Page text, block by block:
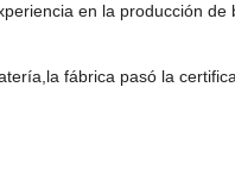
en la producción
fábrica pasó la